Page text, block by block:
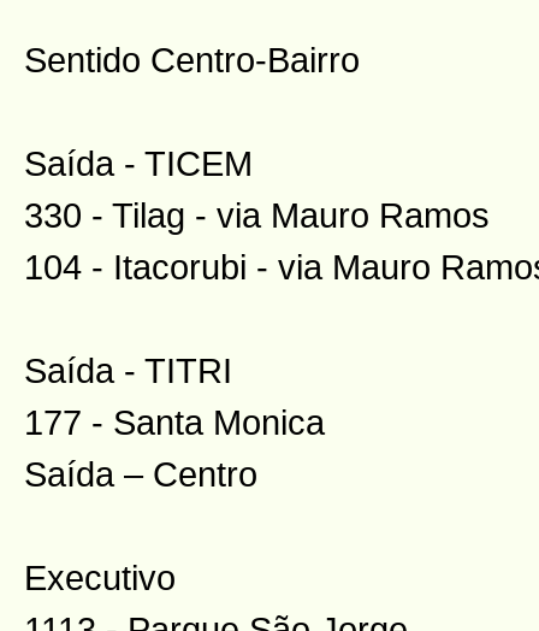
Sentido Centro-Bairro
Saída - TICEM
330 - Tilag - via Mauro Ramos
104 - Itacorubi - via Mauro
Saída - TITRI
177 - Santa Monica
Saída – Centro
Executivo